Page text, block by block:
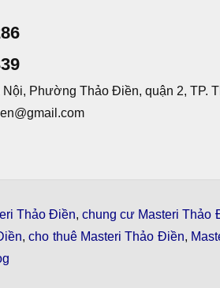
Nội, Phường Thảo Điền, quận 2, TP.
Thảo Điền,chung cư Masteri Thảo
,cho thuê Masteri Thảo Điền,